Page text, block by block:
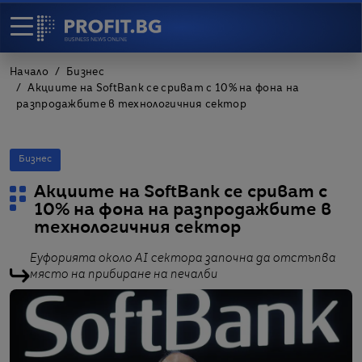
Начало
Бизнес
Акциите на SoftBank се сриват с 10% на фона на
разпродажбите в технологичния сектор
Бизнес
Акциите на SoftBank се сриват с
10% на фона на разпродажбите в
технологичния сектор
Еуфорията около AI сектора започна да отстъпва
място на прибиране на печалби